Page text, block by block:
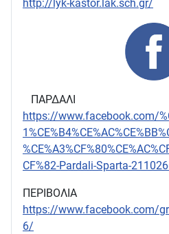
http://lyk-kastor.lak.sch.gr/
ΠΑΡΔΑΛΙ
https://www.facebook.com/
CF%82-Pardali-Sparta-
ΠΕΡΙΒΟΛΙΑ
https://www.facebook.com/
6/